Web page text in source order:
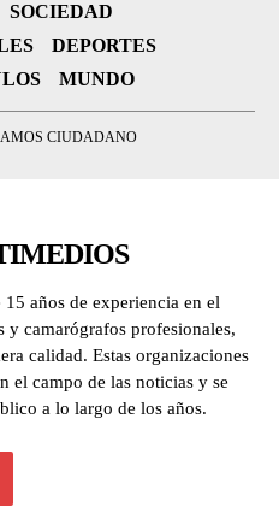
SOCIEDAD
DEPORTES
MUNDO
CIUDADANO
años de experiencia en el
y camarógrafos profesionales,
calidad. Estas organizaciones
el campo de las noticias y se
a lo largo de los años.